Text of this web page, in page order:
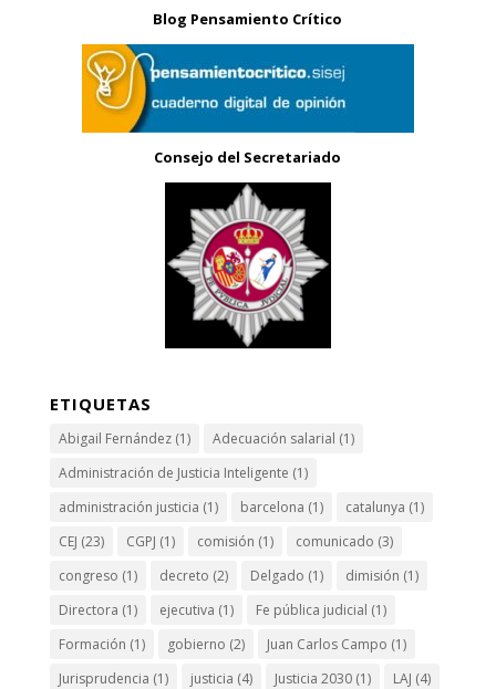
Blog Pensamiento Crítico
Consejo del Secretariado
ETIQUETAS
Abigail Fernández(1) Adecuación salarial (1)
Administración de Justicia Inteligente (1)
administración justicia (1) barcelona (1) catalunya (1)
CEJ (23) CGPJ (1) comisión (1) comunicado (3)
congreso (1) decreto (2) Delgado (1) dimisión (1)
Directora (1) ejecutiva (1) Fe pública judicial (1)
Formación (1) gobierno (2) Juan Carlos Campo (1)
Jurisprudencia (1) justicia (4) Justicia 2030(1) LAJ (4)